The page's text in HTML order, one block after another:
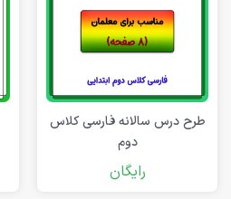
طرح درس سالانه فارسی کلاس
دوم
رایگان